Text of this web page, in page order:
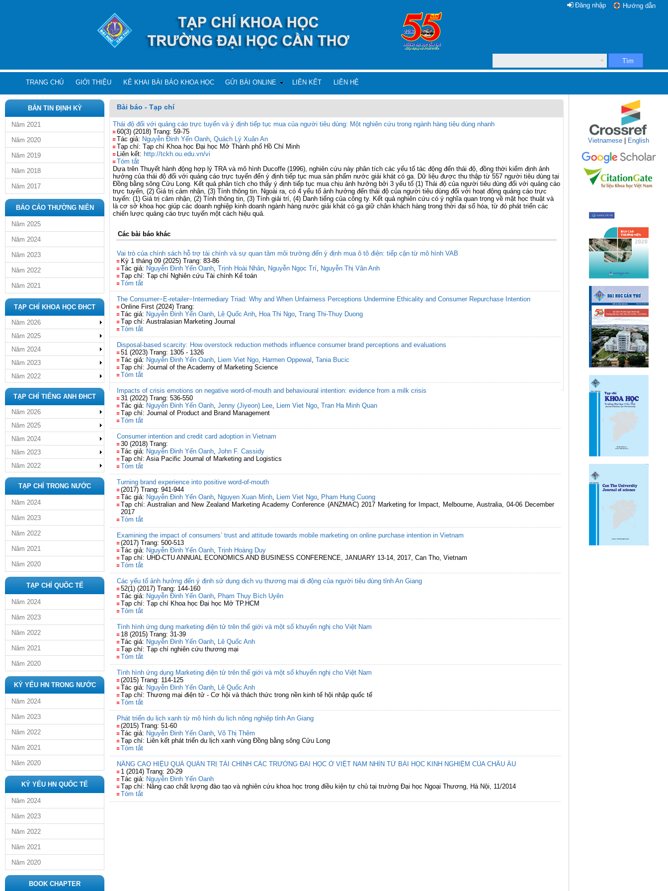
Hướng dẫn
Đăng nhập
Tìm
TRANG CHỦ GIỚI THIỆU KÊ KHAI BÀI BÁO KHOA HỌC GỬI BÀI ONLINE LIÊN KẾT LIÊN HỆ
BẢN TIN ĐỊNH KỲ
Năm 2021
Năm 2020
Năm 2019
Năm 2018
Năm 2017
BÁO CÁO THƯỜNG NIÊN
Năm 2025
Năm 2024
Năm 2023
Năm 2022
Năm 2021
TẠP CHÍ KHOA HỌC ĐHCT
Năm 2026
Năm 2025
Năm 2024
Năm 2023
Năm 2022
TẠP CHÍ TIẾNG ANH ĐHCT
Năm 2026
Năm 2025
Năm 2024
Năm 2023
Năm 2022
TẠP CHÍ TRONG NƯỚC
Năm 2024
Năm 2023
Năm 2022
Năm 2021
Năm 2020
TẠP CHÍ QUỐC TẾ
Năm 2024
Năm 2023
Năm 2022
Năm 2021
Năm 2020
KỶ YẾU HN TRONG NƯỚC
Năm 2024
Năm 2023
Năm 2022
Năm 2021
Năm 2020
KỶ YẾU HN QUỐC TẾ
Năm 2024
Năm 2023
Năm 2022
Năm 2021
Năm 2020
BOOK CHAPTER
Bài báo - Tạp chí
Thái độ đối với quảng cáo trực tuyến và ý định tiếp tục mua của người tiêu dùng: Một nghiên cứu trong ngành hàng tiêu dùng nhanh
60(3) (2018) Trang: 59-75
Tác giả: Nguyễn Đinh Yến Oanh, Quách Lý Xuân An
Tạp chí: Tạp chí Khoa học Đại học Mở Thành phố Hồ Chí Minh
Liên kết: http://tckh.ou.edu.vn/vi
Tóm tắt
Dựa trên Thuyết hành động hợp lý TRA và mô hình Ducoffe (1996), nghiên cứu này phân tích các yếu tố tác động đến thái độ, đồng thời kiểm định ảnh
hưởng của thái độ đối với quảng cáo trực tuyến đến ý định tiếp tục mua sản phẩm nước giải khát có ga. Dữ liệu được thu thập từ 557 người tiêu dùng tại
Đồng bằng sông Cửu Long. Kết quả phân tích cho thấy ý định tiếp tục mua chịu ảnh hưởng bởi 3 yếu tố (1) Thái độ của người tiêu dùng đối với quảng cáo
trực tuyến, (2) Giá trị cảm nhận, (3) Tính thông tin. Ngoài ra, có 4 yếu tố ảnh hưởng đến thái độ của người tiêu dùng đối với hoạt động quảng cáo trực
tuyến: (1) Giá trị cảm nhận, (2) Tính thông tin, (3) Tính giải trí, (4) Danh tiếng của công ty. Kết quả nghiên cứu có ý nghĩa quan trọng về mặt học thuật và
là cơ sở khoa học giúp các doanh nghiệp kinh doanh ngành hàng nước giải khát có ga giữ chân khách hàng trong thời đại số hóa, từ đó phát triển các
chiến lược quảng cáo trực tuyến một cách hiệu quả.
Các bài báo khác
Vai trò của chính sách hỗ trợ tài chính và sự quan tâm môi trường đến ý định mua ô tô điện: tiếp cận từ mô hình VAB
Kỳ 1 tháng 09 (2025) Trang: 83-86
Tác giả: Nguyễn Đinh Yến Oanh, Trịnh Hoài Nhân, Nguyễn Ngọc Trí, Nguyễn Thị Vân Anh
Tạp chí: Tạp chí Nghiên cứu Tài chính Kế toán
Tóm tắt
The Consumer−E-retailer−Intermediary Triad: Why and When Unfairness Perceptions Undermine Ethicality and Consumer Repurchase Intention
Online First (2024) Trang:
Tác giả: Nguyễn Đinh Yến Oanh, Lê Quốc Anh, Hoa Thi Ngo, Trang Thi-Thuy Duong
Tạp chí: Australasian Marketing Journal
Tóm tắt
Disposal-based scarcity: How overstock reduction methods influence consumer brand perceptions and evaluations
51 (2023) Trang: 1305 - 1326
Tác giả: Nguyễn Đinh Yến Oanh, Liem Viet Ngo, Harmen Oppewal , Tania Bucic
Tạp chí: Journal of the Academy of Marketing Science
Tóm tắt
Impacts of crisis emotions on negative word-of-mouth and behavioural intention: evidence from a milk crisis
31 (2022) Trang: 536-550
Tác giả: Nguyễn Đinh Yến Oanh, Jenny (Jiyeon) Lee, Liem Viet Ngo, Tran Ha Minh Quan
Tạp chí: Journal of Product and Brand Management
Tóm tắt
Consumer intention and credit card adoption in Vietnam
30 (2018) Trang:
Tác giả: Nguyễn Đinh Yến Oanh, John F. Cassidy
Tạp chí: Asia Pacific Journal of Marketing and Logistics
Tóm tắt
Turning brand experience into positive word-of-mouth
(2017) Trang: 941-944
Tác giả: Nguyễn Đinh Yến Oanh, Nguyen Xuan Minh, Liem Viet Ngo, Pham Hung Cuong
Tạp chí: Australian and New Zealand Marketing Academy Conference (ANZMAC) 2017 Marketing for Impact, Melbourne, Australia, 04-06 December
2017
Tóm tắt
Examining the impact of consumers’ trust and attitude towards mobile marketing on online purchase intention in Vietnam
(2017) Trang: 500-513
Tác giả: Nguyễn Đinh Yến Oanh, Trịnh Hoàng Duy
Tạp chí: UHD-CTU ANNUAL ECONOMICS AND BUSINESS CONFERENCE, JANUARY 13-14, 2017, Can Tho, Vietnam
Tóm tắt
Các yếu tố ảnh hưởng đến ý định sử dụng dịch vụ thương mại di động của người tiêu dùng tỉnh An Giang
52(1) (2017) Trang: 144-160
Tác giả: Nguyễn Đinh Yến Oanh, Phạm Thụy Bích Uyên
Tạp chí: Tạp chí Khoa học Đại học Mở TP.HCM
Tóm tắt
Tình hình ứng dụng marketing điện tử trên thế giới và một số khuyến nghị cho Việt Nam
18 (2015) Trang: 31-39
Tác giả: Nguyễn Đinh Yến Oanh, Lê Quốc Anh
Tạp chí: Tạp chí nghiên cứu thương mại
Tóm tắt
Tình hình ứng dụng Marketing điện tử trên thế giới và một số khuyến nghị cho Việt Nam
(2015) Trang: 114-125
Tác giả: Nguyễn Đinh Yến Oanh, Lê Quốc Anh
Tạp chí: Thương mại điện tử - Cơ hội và thách thức trong nền kinh tế hội nhập quốc tế
Tóm tắt
Phát triển du lịch xanh từ mô hình du lịch nông nghiệp tỉnh An Giang
(2015) Trang: 51-60
Tác giả: Nguyễn Đinh Yến Oanh, Võ Thị Thêm
Tạp chí: Liên kết phát triển du lịch xanh vùng Đồng bằng sông Cửu Long
Tóm tắt
NÂNG CAO HIỆU QUẢ QUẢN TRỊ TÀI CHÍNH CÁC TRƯỜNG ĐẠI HỌC Ở VIỆT NAM NHÌN TỪ BÀI HỌC KINH NGHIỆM CỦA CHÂU ÂU
1 (2014) Trang: 20-29
Tác giả: Nguyễn Đinh Yến Oanh
Tạp chí: Nâng cao chất lượng đào tạo và nghiên cứu khoa học trong điều kiện tự chủ tại trường Đại học Ngoại Thương, Hà Nội, 11/2014
Tóm tắt
Vietnamese English